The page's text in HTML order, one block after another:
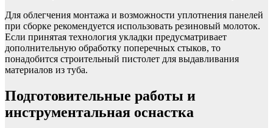
Для облегчения монтажа и возможности уплотнения панелей
при сборке рекомендуется использовать резиновый молоток.
Если принятая технология укладки предусматривает
дополнительную обработку поперечных стыков, то
понадобится строительный пистолет для выдавливания
материалов из туба.
Подготовительные работы и
инструментальная оснастка